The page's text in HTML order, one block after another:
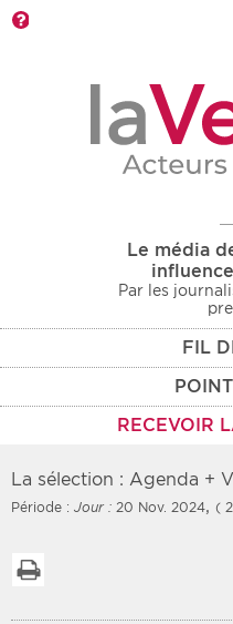
Le média
Par les
FIL
RECEVOIR
La sélection : Agenda +
Période : Jour : 20 Nov. 2024, (